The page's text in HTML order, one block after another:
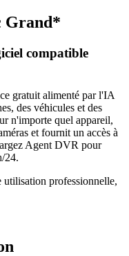
Grand*
compatible
gratuit alimenté par l'IA
des véhicules et des
n'importe quel appareil,
et fournit un accès à
Agent DVR pour
24.
utilisation professionnelle,